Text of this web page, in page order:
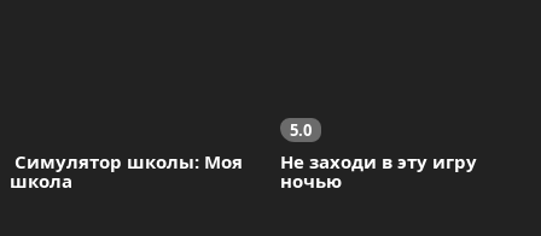
Симулятор школы: Моя
школа
5.0
Не заходи в эту игру
ночью